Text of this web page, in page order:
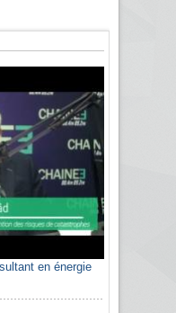
en énergie